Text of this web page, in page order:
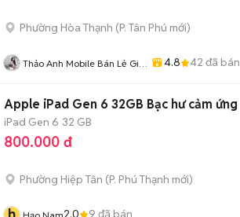
Phường Hòa Thạnh (P. Tân Phú mới)
Thảo Anh Mobile Bán Lẻ Giá
4.8 42 đã bán
Apple iPad Gen 6 32GB Bạc hư cảm ứng
iPad Gen 6 32 GB
800.000 đ
Phường Hiệp Tân (P. Phú Thạnh mới)
Hạo Nam2.0 9 đã bán